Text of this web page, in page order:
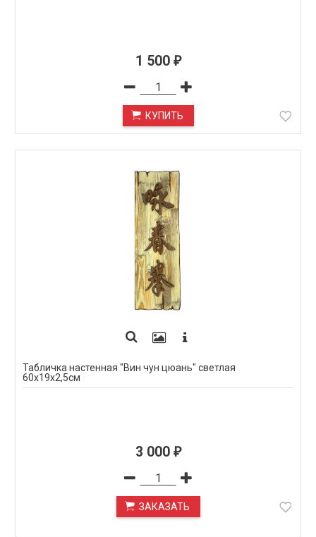
1 500 ₽
КУПИТЬ
Табличка настенная "Вин чун цюань" светлая
60х19х2,5см
3 000 ₽
ЗАКАЗАТЬ